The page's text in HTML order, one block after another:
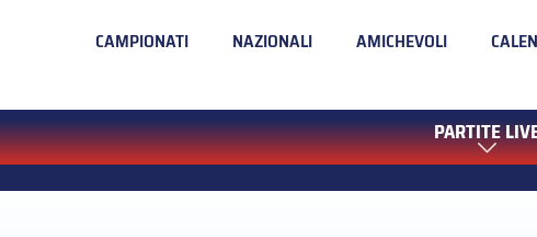
CAMPIONATI NAZIONALI AMICHEVOLI
PARTITE